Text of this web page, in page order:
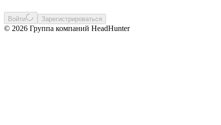
Войти Зарегистрироваться
© 2026 Группа компаний HeadHunter